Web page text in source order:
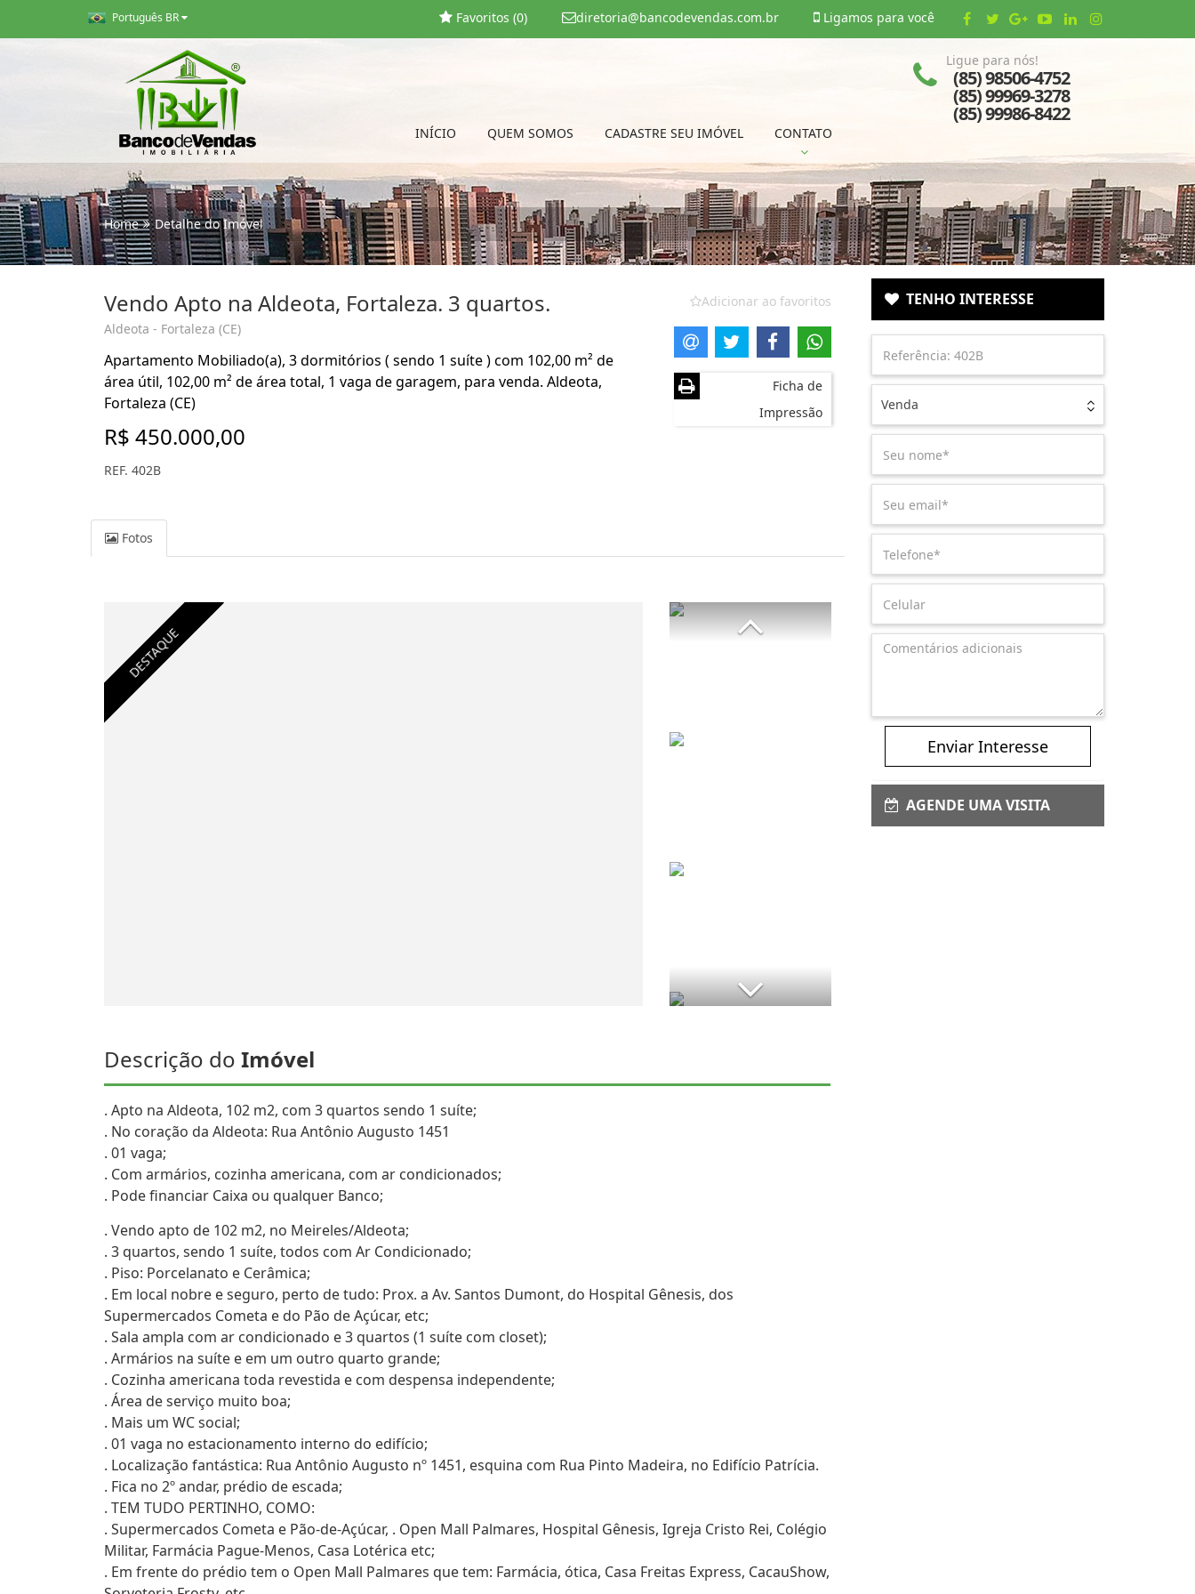
Português BR Ligamos para você
diretoria@bancodevendas.com.br
Favoritos (0)
INÍCIO QUEM SOMOS CADASTRE SEU IMÓVEL CONTATO
Ligue para nós!
(85) 98506-4752
(85) 99969-3278
(85) 99986-8422
Home Detalhe do Imóvel
Vendo Apto na Aldeota, Fortaleza. 3 quartos.
Aldeota - Fortaleza (CE)
Apartamento Mobiliado(a), 3 dormitórios ( sendo 1 suíte ) com 102,00 m² de
área útil, 102,00 m² de área total, 1 vaga de garagem, para venda. Aldeota,
Fortaleza (CE)
R$ 450.000,00
REF. 402B
Adicionar ao favoritos
Ficha de
Impressão
Fotos
Descrição do Imóvel
. Apto na Aldeota, 102 m2, com 3 quartos sendo 1 suíte;
. No coração da Aldeota: Rua Antônio Augusto 1451
. 01 vaga;
. Com armários, cozinha americana, com ar condicionados;
. Pode financiar Caixa ou qualquer Banco;
. Vendo apto de 102 m2, no Meireles/Aldeota;
. 3 quartos, sendo 1 suíte, todos com Ar Condicionado;
. Piso: Porcelanato e Cerâmica;
. Em local nobre e seguro, perto de tudo: Prox. a Av. Santos Dumont, do Hospital Gênesis, dos
Supermercados Cometa e do Pão de Açúcar, etc;
. Sala ampla com ar condicionado e 3 quartos (1 suíte com closet);
. Armários na suíte e em um outro quarto grande;
. Cozinha americana toda revestida e com despensa independente;
. Área de serviço muito boa;
. Mais um WC social;
. 01 vaga no estacionamento interno do edifício;
. Localização fantástica: Rua Antônio Augusto nº 1451, esquina com Rua Pinto Madeira, no Edifício Patrícia.
. Fica no 2º andar, prédio de escada;
. TEM TUDO PERTINHO, COMO:
. Supermercados Cometa e Pão-de-Açúcar, . Open Mall Palmares, Hospital Gênesis, Igreja Cristo Rei, Colégio
Militar, Farmácia Pague-Menos, Casa Lotérica etc;
. Em frente do prédio tem o Open Mall Palmares que tem: Farmácia, ótica, Casa Freitas Express, CacauShow,
TENHO INTERESSE
Venda
Enviar Interesse
AGENDE UMA VISITA